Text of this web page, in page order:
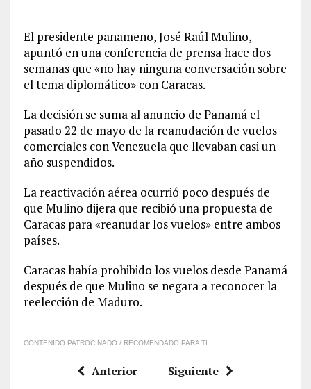
El presidente panameño, José Raúl Mulino,
apuntó en una conferencia de prensa hace dos
semanas que «no hay ninguna conversación sobre
el tema diplomático» con Caracas.
La decisión se suma al anuncio de Panamá el
pasado 22 de mayo de la reanudación de vuelos
comerciales con Venezuela que llevaban casi un
año suspendidos.
La reactivación aérea ocurrió poco después de
que Mulino dijera que recibió una propuesta de
Caracas para «reanudar los vuelos» entre ambos
países.
Caracas había prohibido los vuelos desde Panamá
después de que Mulino se negara a reconocer la
reelección de Maduro.
CONTENIDO PATROCINADO / RECOMENDADO PARA TI
Anterior Siguiente